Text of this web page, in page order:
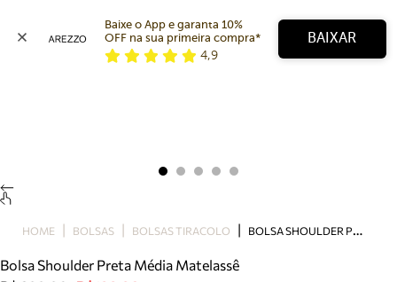
Bolsa
Tamanco
Baixe o App e garanta 10%
OFF na sua primeira compra*
4,9
BAIXAR
HOME BOLSAS BOLSAS TIRACOLO B
OLSA SHOULDER PRETA MÉDIA MATELASSÊ
Bolsa Shoulder Preta Média Matelassê